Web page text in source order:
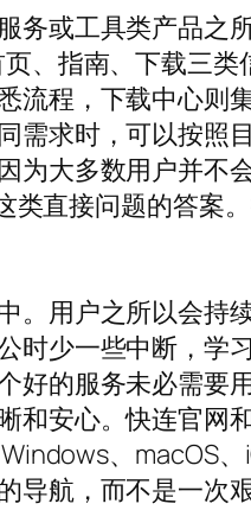
务或工具类产品
、指南、下载三
流程，下载中心
需求时，可以按
为大多数用户并不
类直接问题的答
。用户之所以会
时少一些中断，
好的服务未必需
和安心。快连官
、macOS
航，而不是一次艰